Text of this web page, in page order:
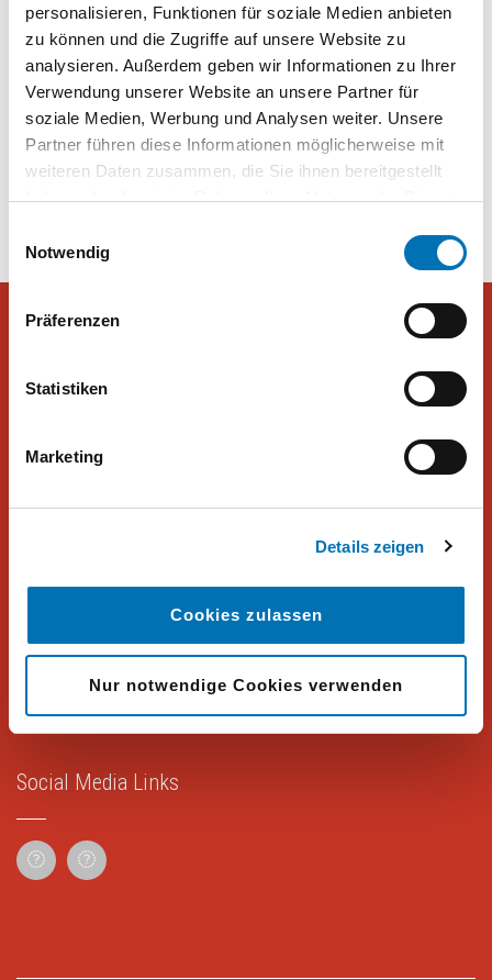
personalisieren, Funktionen für soziale Medien anbieten
zu können und die Zugriffe auf unsere Website zu
analysieren. Außerdem geben wir Informationen zu Ihrer
Verwendung unserer Website an unsere Partner für
soziale Medien, Werbung und Analysen weiter. Unsere
Partner führen diese Informationen möglicherweise mit
weiteren Daten zusammen, die Sie ihnen bereitgestellt
haben oder die sie im Rahmen Ihrer Nutzung der Dienste
Cookies, wenn Sie unsere Webseite weiterhin nutzen.
Notwendig
Präferenzen
Statistiken
Marketing
Details zeigen
Cookies zulassen
Nur notwendige Cookies verwenden
und besitzt Wertpapiere “
Aktienbarometer 2023: Aktienvorsorge ist in der Mitte der
Gesellschaft angekommen | boerse-social.com
Beitragsnavigation
SPÖ rutscht auf den dritten
Wertpapiere sind beliebter als
Peter Hajek Public Opinion Strategies bietet fundierte Markt- und
Meinungsforschung für Politik, Wirtschaft und Non-Profit-
Impressum
Datenschutz
Social Media Links